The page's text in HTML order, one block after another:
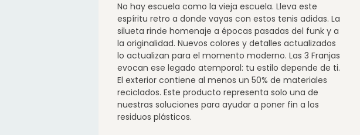
No hay escuela como la vieja escuela. Lleva este
espíritu retro a donde vayas con estos tenis adidas. La
silueta rinde homenaje a épocas pasadas del funk y a
la originalidad. Nuevos colores y detalles actualizados
lo actualizan para el momento moderno. Las 3 Franjas
evocan ese legado atemporal: tu estilo depende de ti.
El exterior contiene al menos un 50% de materiales
reciclados. Este producto representa solo una de
nuestras soluciones para ayudar a poner fin a los
residuos plásticos.